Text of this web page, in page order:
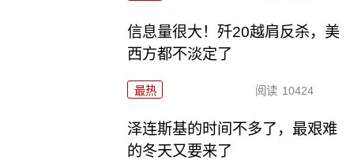
信息量很大！歼20越肩反杀，美
西方都不淡定了
最热 阅读 10424
泽连斯基的时间不多了，最艰难
的冬天又要来了